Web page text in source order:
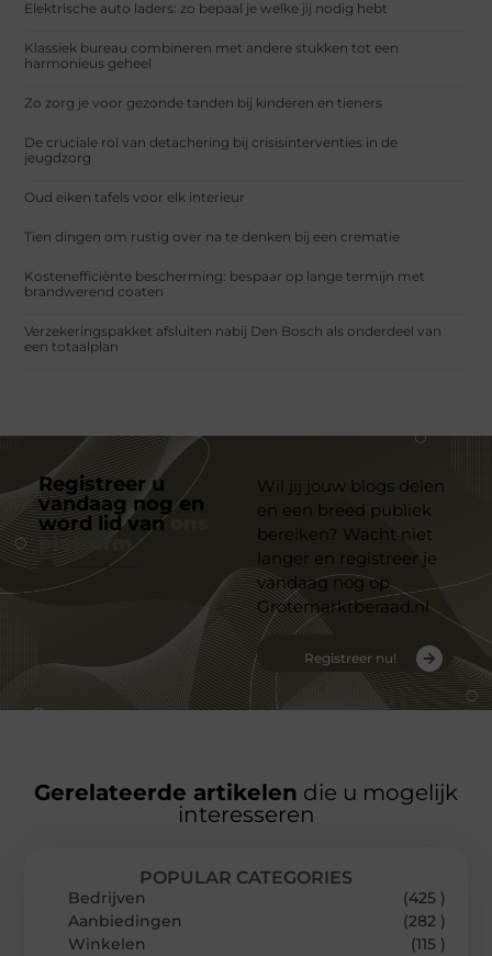
Elektrische auto laders: zo bepaal je welke jij nodig hebt
Klassiek bureau combineren met andere stukken tot een
harmonieus geheel
Zo zorg je voor gezonde tanden bij kinderen en tieners
De cruciale rol van detachering bij crisisinterventies in de
jeugdzorg
Oud eiken tafels voor elk interieur
Tien dingen om rustig over na te denken bij een crematie
Kostenefficiënte bescherming: bespaar op lange termijn met
brandwerend coaten
Verzekeringspakket afsluiten nabij Den Bosch als onderdeel van
een totaalplan
Registreer u
vandaag nog en
word lid van
platform
Wil jij jouw blogs delen
en een breed publiek
bereiken? Wacht niet
langer en registreer je
vandaag nog op
Grotemarktberaad.nl
Registreer nu!
Gerelateerde artikelen die u mogelijk
interesseren
POPULAR CATEGORIES
Bedrijven
(425 )
Aanbiedingen
(282 )
Winkelen
(115 )